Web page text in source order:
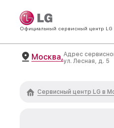
Официальный сервисный центр LG
Москва,Адрес
ул. Лесная, д. 5
Сервисный центр LG в